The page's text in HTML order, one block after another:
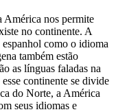
América nos permite
no continente. A
espanhol como o idioma
também estão
as línguas faladas na
continente se divide
do Norte, a América
seus idiomas e